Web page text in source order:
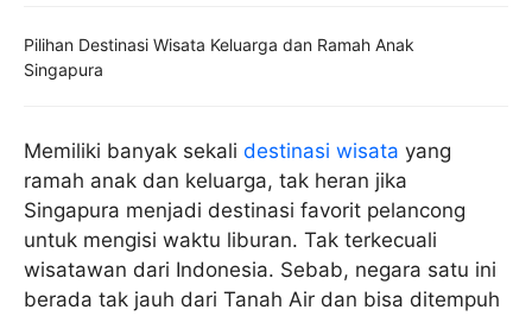
Memiliki banyak sekali destinasi wisata yang
ramah anak dan keluarga, tak heran jika
Singapura menjadi destinasi favorit pelancong
untuk mengisi waktu liburan. Tak terkecuali
wisatawan dari Indonesia. Sebab, negara satu ini
berada tak jauh dari Tanah Air dan bisa ditempuh
Pilihan Destinasi Wisata Keluarga dan Ramah Anak
Singapura